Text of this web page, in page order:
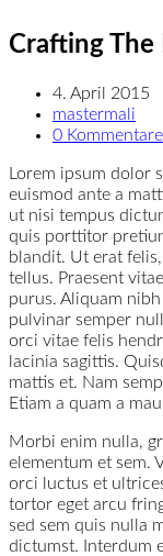
Crafting
4. April 2015
mastermali
0 Kommentare
Lorem ipsum dolor
euismod ante a
ut nisi tempus
quis porttitor
blandit. Ut erat
tellus. Praesent
purus. Aliquam
pulvinar semper
orci vitae felis
lacinia sagittis.
mattis et. Nam
Etiam a quam a
Morbi enim nulla,
elementum et sem.
orci luctus et
tortor eget arcu
sed sem quis nulla
dictumst. Interdum